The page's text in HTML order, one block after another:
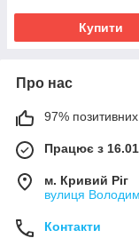
Купити
Про нас
97% позитивних
Працює з
м. Кривий Ріг
вулиця
Контакти